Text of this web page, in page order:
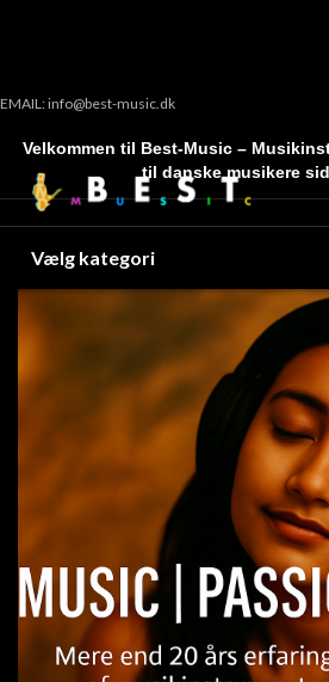
EMAIL: info@best-music.dk
Velkommen til Best-Music –
til danske musikere
Vælg kategori